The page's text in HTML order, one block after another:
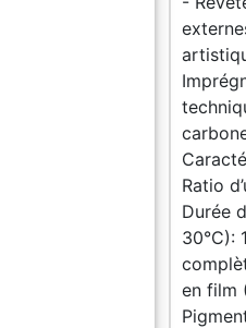
Ratio
Durée
30°C):
en film